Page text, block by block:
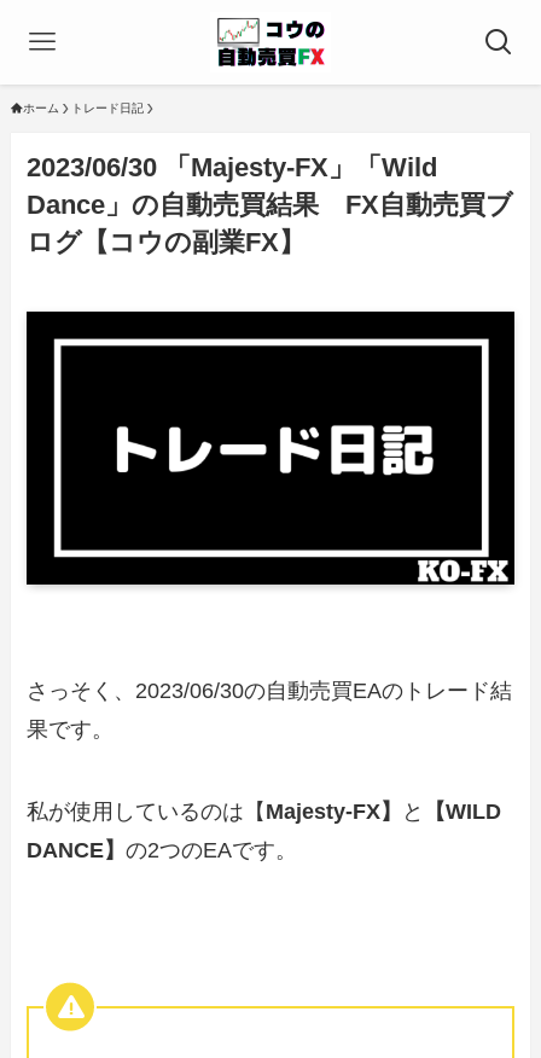
ホーム トレード日記
2023/06/30 「Majesty-FX」「Wild
Dance」の自動売買結果 FX自動売買ブ
ログ【コウの副業FX】
さっそく、2023/06/30の自動売買EAのトレード結
果です。
私が使用しているのは【 Majesty-FX】 と
【WILD
DANCE】の2つのEAです。